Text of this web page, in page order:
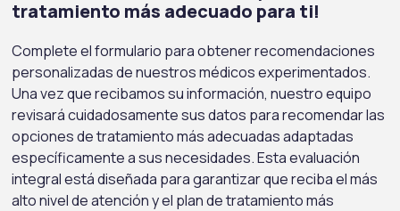
tratamiento más adecuado para ti!
Complete el formulario para obtener recomendaciones
personalizadas de nuestros médicos experimentados.
Una vez que recibamos su información, nuestro equipo
revisará cuidadosamente sus datos para recomendar las
opciones de tratamiento más adecuadas adaptadas
específicamente a sus necesidades. Esta evaluación
integral está diseñada para garantizar que reciba el más
alto nivel de atención y el plan de tratamiento más